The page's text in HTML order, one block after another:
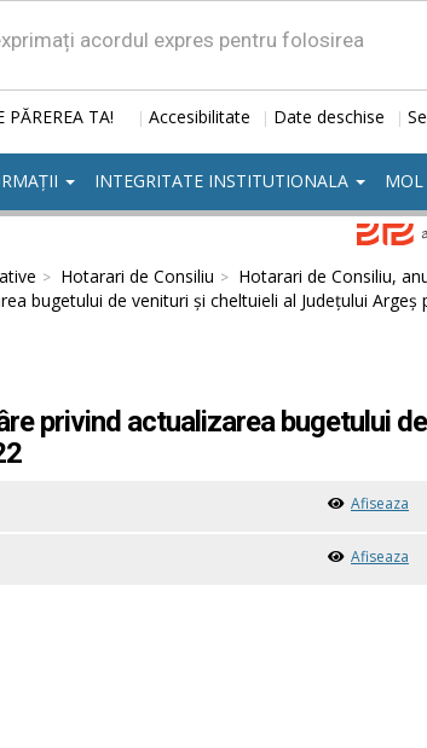
acordul expres pentru folosirea
PĂREREA TA! | Accesibilitate | Date deschise |
INTEGRITATE INSTITUTIONALA MOL
Hotarari de Consiliu
Hotarari de Consiliu,
bugetului de venituri și cheltuieli al Județului Argeș
privind actualizarea bugetului
Afiseaza
Afiseaza